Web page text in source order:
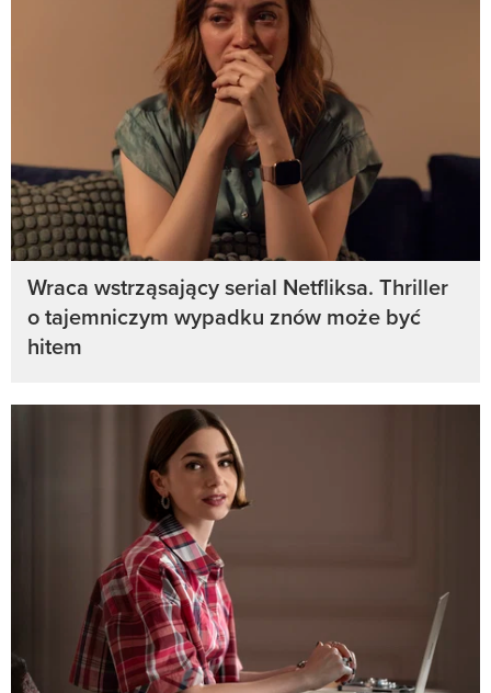
Wraca wstrząsający serial Netfliksa. Thriller
o tajemniczym wypadku znów może być
hitem